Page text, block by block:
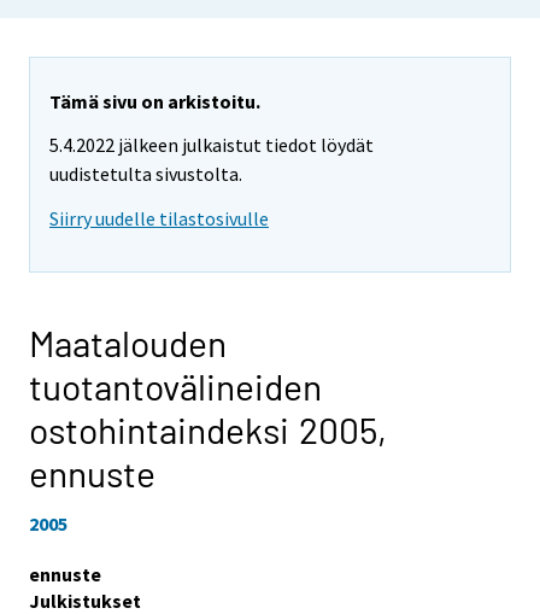
Tämä sivu on arkistoitu.
5.4.2022 jälkeen julkaistut tiedot löydät
uudistetulta sivustolta.
Siirry uudelle tilastosivulle
Maatalouden
tuotantovälineiden
ostohintaindeksi 2005,
ennuste
2005
ennuste
Julkistukset